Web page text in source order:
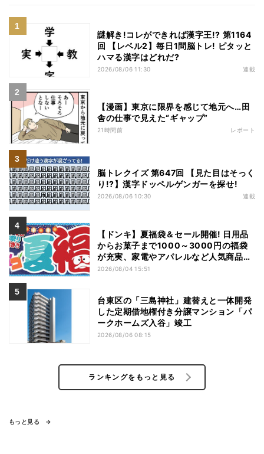
謎解き!コレができれば漢字王!? 第1164
回 【レベル2】毎日1問脳トレ! ピタッと
ハマる漢字はどれだ?
2026/08/06 11:30 連載
【漫画】東京に限界を感じて地元へ…田
舎の仕事で見えた“ギャップ”
21時間前 レポート
脳トレクイズ 第647回 【見た目はそっく
り!?】漢字ドッペルゲンガーを探せ!
2026/08/06 10:30 連載
【ドンキ】夏福袋＆セール開催! 日用品
からお菓子まで1000～3000円の福袋
が充実、家電やアパレルなど人気商品も
特価
2026/08/04 15:51
台東区の「三島神社」建替えと一体開発
した定期借地権付き分譲マンション「パ
ークホームズ入谷」竣工
2026/08/06 08:15
ランキングをもっと見る
もっと見る